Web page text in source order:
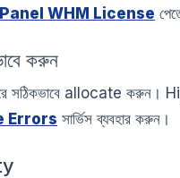
WHM License
করুন
সঠিকভাবে allocate করুন।
Errors সার্ভিস ব্যবহার করুন।